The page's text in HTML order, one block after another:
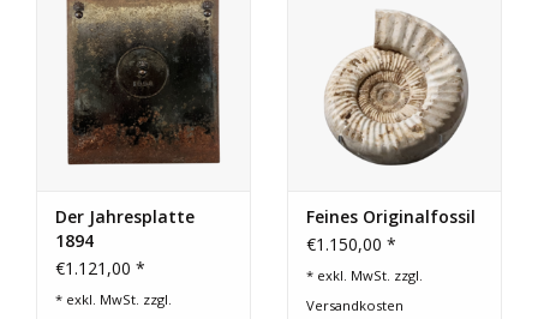
Der Jahresplatte
1894
€1.121,00 *
* exkl. MwSt. zzgl.
Feines Originalfossil
€1.150,00 *
* exkl. MwSt. zzgl.
Versandkosten